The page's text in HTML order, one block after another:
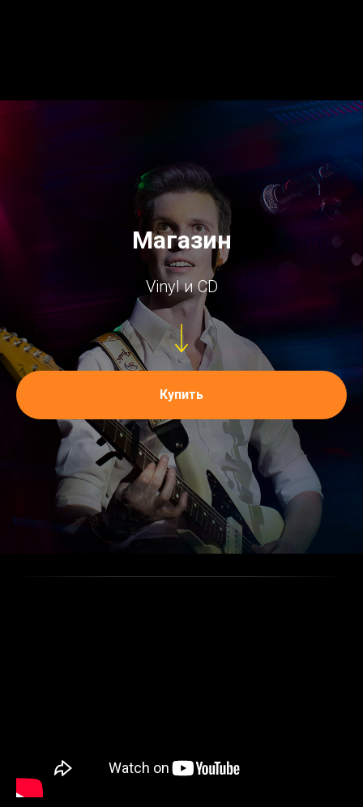
Магазин
Vinyl и CD
Купить